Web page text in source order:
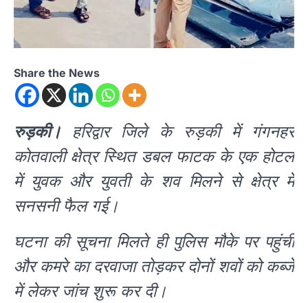
Share the News
रुड़की। हरिद्वार जिले के रुड़की में गंगनहर
कोतवाली क्षेत्र स्थित डबल फाटक के एक होटल
में युवक और युवती के शव मिलने से क्षेत्र में
सनसनी फैल गई।
घटना की सूचना मिलते ही पुलिस मौके पर पहुंची
और कमरे का दरवाजा तोड़कर दोनों शवों को कब्जे
में लेकर जांच शुरू कर दी।